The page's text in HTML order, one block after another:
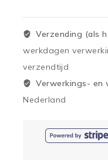
Verzending (als
werkdagen
verzendtijd
Verwerkings- en
Nederland